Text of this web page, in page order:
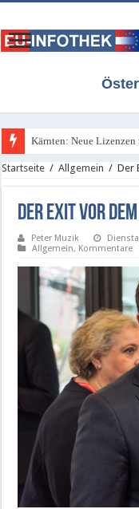
Kärnten: Neue
Alle Infos über
Startseite / Allgemein / Der
Der Exit vor
Peter Muzik
Allgemein, Kommentare